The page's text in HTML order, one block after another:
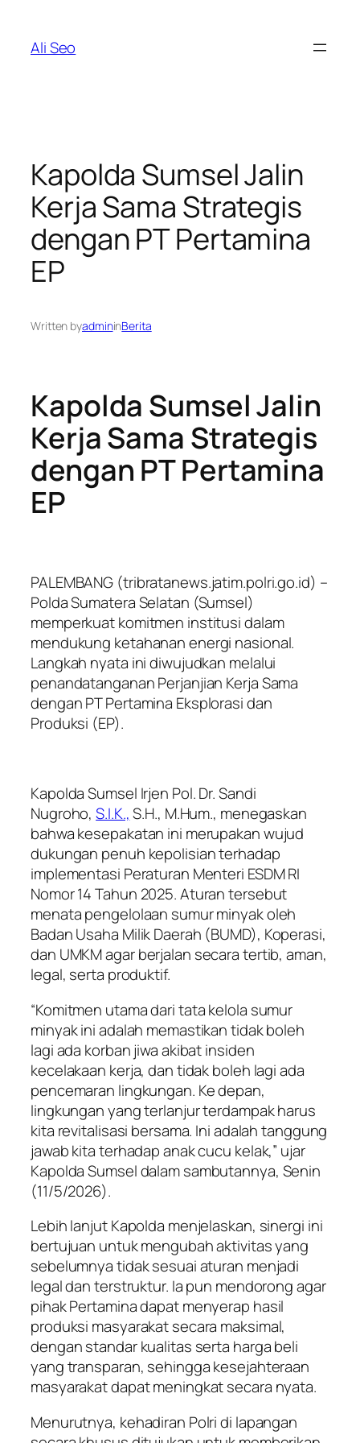
content
Ali Seo
Kapolda Sumsel Jalin
Kerja Sama Strategis
dengan PT Pertamina
EP
Written byadmininBerita
Kapolda Sumsel Jalin
Kerja Sama Strategis
dengan PT Pertamina
EP
PALEMBANG (tribratanews.jatim.polri.go.id) –
Polda Sumatera Selatan (Sumsel)
memperkuat komitmen institusi dalam
mendukung ketahanan energi nasional.
Langkah nyata ini diwujudkan melalui
penandatanganan Perjanjian Kerja Sama
dengan PT Pertamina Eksplorasi dan
Produksi (EP).
Kapolda Sumsel Irjen Pol. Dr. Sandi
Nugroho,S.I.K.,S.H., M.Hum., menegaskan
bahwa kesepakatan ini merupakan wujud
dukungan penuh kepolisian terhadap
implementasi Peraturan Menteri ESDM RI
Nomor 14 Tahun 2025. Aturan tersebut
menata pengelolaan sumur minyak oleh
Badan Usaha Milik Daerah (BUMD), Koperasi,
dan UMKM agar berjalan secara tertib, aman,
legal, serta produktif.
“Komitmen utama dari tata kelola sumur
minyak ini adalah memastikan tidak boleh
lagi ada korban jiwa akibat insiden
kecelakaan kerja, dan tidak boleh lagi ada
pencemaran lingkungan. Ke depan,
lingkungan yang terlanjur terdampak harus
kita revitalisasi bersama. Ini adalah tanggung
jawab kita terhadap anak cucu kelak,” ujar
Kapolda Sumsel dalam sambutannya, Senin
(11/5/2026).
Lebih lanjut Kapolda menjelaskan, sinergi ini
bertujuan untuk mengubah aktivitas yang
sebelumnya tidak sesuai aturan menjadi
legal dan terstruktur. Ia pun mendorong agar
pihak Pertamina dapat menyerap hasil
produksi masyarakat secara maksimal,
dengan standar kualitas serta harga beli
yang transparan, sehingga kesejahteraan
masyarakat dapat meningkat secara nyata.
Menurutnya, kehadiran Polri di lapangan